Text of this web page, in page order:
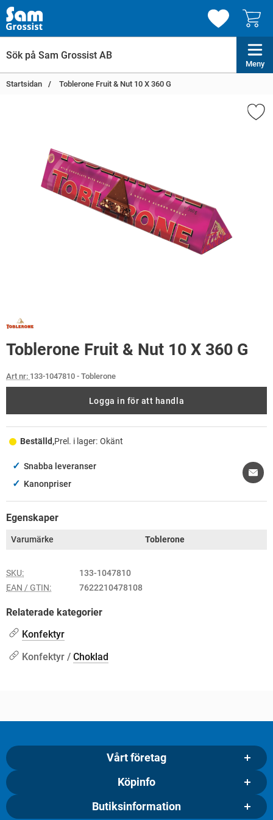
Meny
Startsidan Toblerone Fruit & Nut 10 X 360 G
Toblerone Fruit & Nut 10 X 360 G
Art nr: 133-1047810 - Toblerone
Logga in för att handla
Beställd,Prel. i lager: Okänt
✓ Snabba leveranser
✓ Kanonpriser
Egenskaper
Varumärke Toblerone
SKU:
133-1047810
EAN / GTIN:
7622210478108
Relaterade kategorier
Konfektyr
Konfektyr / Choklad
Vårt företag
Köpinfo
Butiksinformation